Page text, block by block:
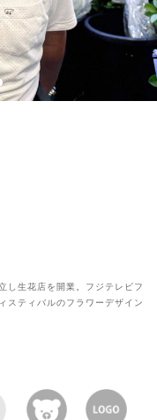
し生花店を開業。フジテレビフ
スティバルのフラワーデザイン